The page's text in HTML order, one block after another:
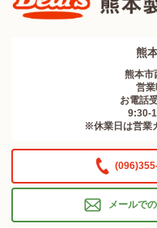
熊
熊本市
営
お電話
9:30-
※休業日は営業
メールで